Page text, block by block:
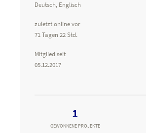
Deutsch, Englisch
zuletzt online vor
71 Tagen 22 Std.
Mitglied seit
05.12.2017
1
GEWONNENE PROJEKTE